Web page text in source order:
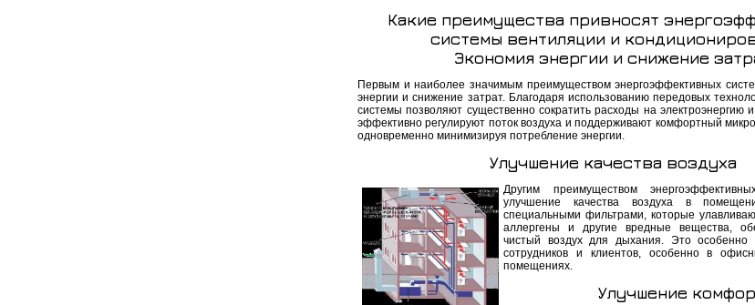
Какие преимущества привносят
системы вентиляции и
Экономия энергии и снижение
Первым и наиболее значимым преимуществом энергоэффективных
энергии и снижение затрат. Благодаря использованию передовых
системы позволяют существенно сократить расходы на электроэнергию
эффективно регулируют поток воздуха и поддерживают комфортный
одновременно минимизируя потребление энергии.
Улучшение качества воздуха
Другим преимуществом
улучшение качества воздуха в
специальными фильтрами, которые
аллергены и другие вредные вещества,
чистый воздух для дыхания. Это особенно
сотрудников и клиентов, особенно в
помещениях.
Улучшение